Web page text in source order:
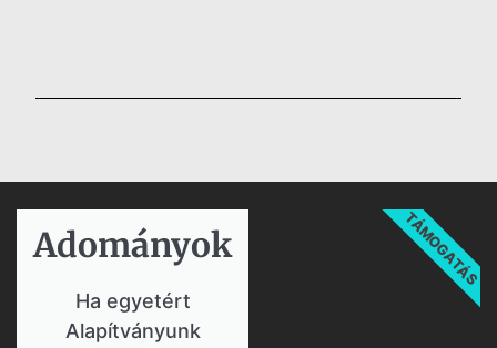
Adományok​
Ha egyetért
Alapítványunk
TÁMOGATÁS